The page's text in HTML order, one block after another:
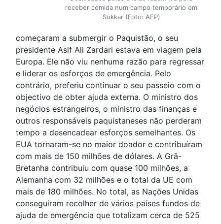
receber comida num campo temporário em
Sukkar (Foto: AFP)
começaram a submergir o Paquistão, o seu
presidente Asif Ali Zardari estava em viagem pela
Europa. Ele não viu nenhuma razão para regressar
e liderar os esforços de emergência. Pelo
contrário, preferiu continuar o seu passeio com o
objectivo de obter ajuda externa. O ministro dos
negócios estrangeiros, o ministro das finanças e
outros responsáveis paquistaneses não perderam
tempo a desencadear esforços semelhantes. Os
EUA tornaram-se no maior doador e contribuíram
com mais de 150 milhões de dólares. A Grã-
Bretanha contribuiu com quase 100 milhões, a
Alemanha com 32 milhões e o total da UE com
mais de 180 milhões. No total, as Nações Unidas
conseguiram recolher de vários países fundos de
ajuda de emergência que totalizam cerca de 525